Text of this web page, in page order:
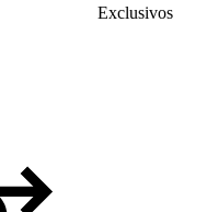
Exclusivos